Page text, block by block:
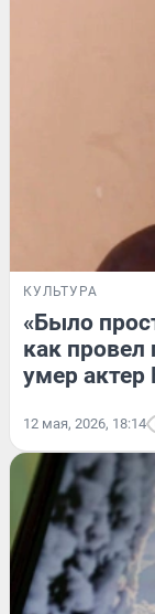
КУЛЬТУРА
«Было
как провел
умер
12 мая, 2026, 18:14